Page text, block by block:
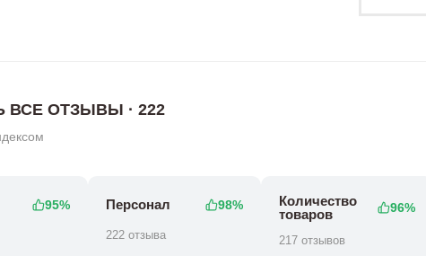
ВСЕ ОТЗЫВЫ · 222
95% Персонал 98%
222 отзыва
Количество
товаров
96%
217 отзывов